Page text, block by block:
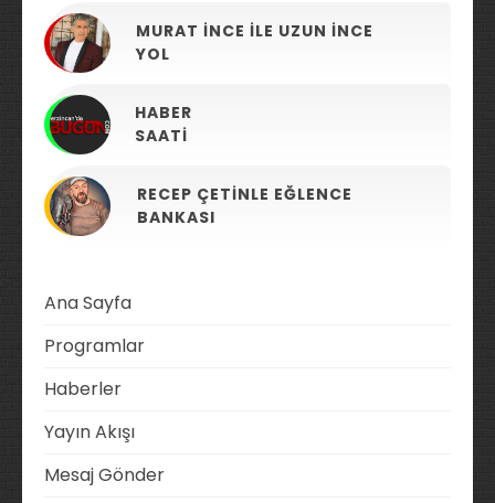
MURAT İNCE ILE UZUN İNCE
YOL
HABER
SAATI
RECEP ÇETINLE EĞLENCE
BANKASI
Ana Sayfa
Programlar
Haberler
Yayın Akışı
Mesaj Gönder